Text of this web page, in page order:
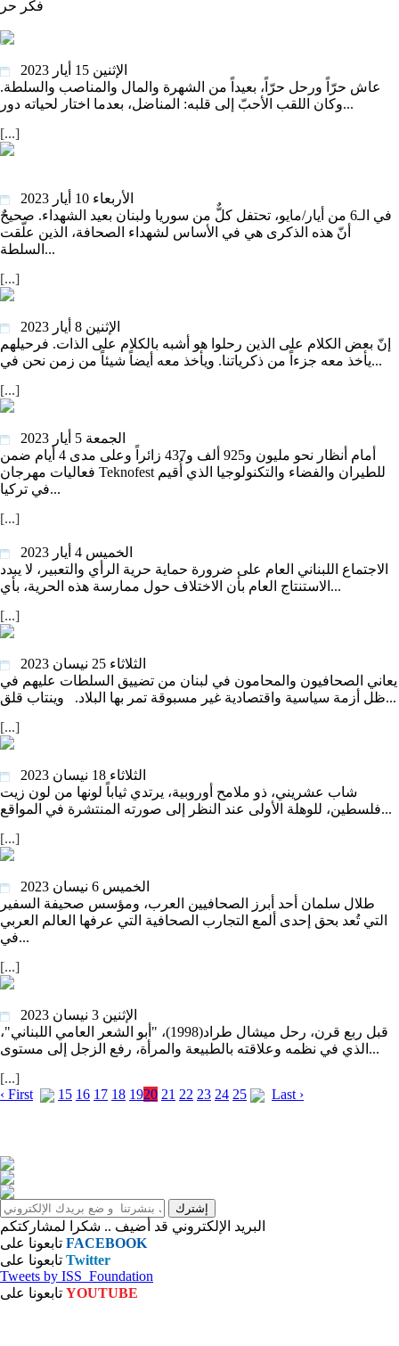
فكر حر
الإثنين 15 أيار 2023
عاش حرّاً ورحل حرّاً، بعيداً من الشهرة والمال والمناصب والسلطة.
وكان اللقب الأحبّ إلى قلبه: المناضل، بعدما اختار لحياته دور...
[...]
الأربعاء 10 أيار 2023
في الـ6 من أيار/مايو، تحتفل كلٌّ من سوريا ولبنان بعيد الشهداء. صحيحٌ
أنّ هذه الذكرى هي في الأساس لشهداء الصحافة، الذين علّقت
السلطة...
[...]
الإثنين 8 أيار 2023
إنّ بعض الكلام على الذين رحلوا هو أشبه بالكلام على الذات. فرحيلهم
يأخذ معه جزءاً من ذكرياتنا. ويأخذ معه أيضاً شيئاً من زمن نحن في...
[...]
الجمعة 5 أيار 2023
أمام أنظار نحو مليون و925 ألف و437 زائراً وعلى مدى 4 أيام ضمن
فعاليات مهرجان Teknofest للطيران والفضاء والتكنولوجيا الذي أُقيم
في تركيا...
[...]
الخميس 4 أيار 2023
الاجتماع اللبناني العام على ضرورة حماية حرية الرأي والتعبير، لا يبدد
الاستنتاج العام بأن الاختلاف حول ممارسة هذه الحرية، بأي...
[...]
الثلاثاء 25 نيسان 2023
يعاني الصحافيون والمحامون في لبنان من تضييق السلطات عليهم في
ظل أزمة سياسية واقتصادية غير مسبوقة تمر بها البلاد. وينتاب قلق...
[...]
الثلاثاء 18 نيسان 2023
شاب عشريني، ذو ملامح أوروبية، يرتدي ثياباً لونها من لون زيت
فلسطين، للوهلة الأولى عند النظر إلى صورته المنتشرة في المواقع...
[...]
الخميس 6 نيسان 2023
طلال سلمان أحد أبرز الصحافيين العرب، ومؤسس صحيفة السفير
التي تُعد بحق إحدى ألمع التجارب الصحافية التي عرفها العالم العربي
في...
[...]
الإثنين 3 نيسان 2023
قبل ربع قرن، رحل ميشال طراد(1998)، "أبو الشعر العامي اللبناني"،
الذي في نظمه وعلاقته بالطبيعة والمرأة، رفع الزجل إلى مستوى...
[...]
‹ First
15 16 17 18 1920 21 22 23 24 25 Last ›
البريد الإلكتروني قد أضيف .. شكرا لمشاركتكم
FACEBOOK
Twitter
Tweets by ISS_Foundation
YOUTUBE